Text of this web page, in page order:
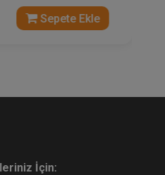
Sepete Ekle
İçin: